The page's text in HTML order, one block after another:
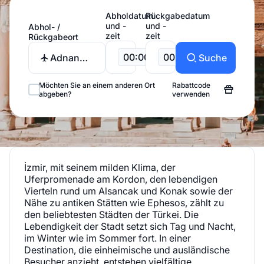
Abhol- /
Rückgabeort
Adnan
Flughafen
Abholdatum
und -
zeit
00:00
Rückgabedatum
und -
zeit
00:00 Suche
Möchten Sie an einem anderen Ort
abgeben?
Rabattcode
verwenden
İzmir, mit seinem milden Klima, der
Uferpromenade am Kordon, den lebendigen
Vierteln rund um Alsancak und Konak sowie der
Nähe zu antiken Stätten wie Ephesos, zählt zu
den beliebtesten Städten der Türkei. Die
Lebendigkeit der Stadt setzt sich Tag und Nacht,
im Winter wie im Sommer fort. In einer
Destination, die einheimische und ausländische
Besucher anzieht, entstehen vielfältige